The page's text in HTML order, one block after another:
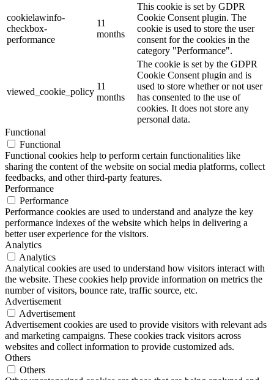
cookielawinfo-
checkbox-
performance
11
months
This cookie is set by GDPR
Cookie Consent plugin. The
cookie is used to store the user
consent for the cookies in the
category "Performance".
viewed_cookie_policy
11
months
The cookie is set by the GDPR
Cookie Consent plugin and is
used to store whether or not user
has consented to the use of
cookies. It does not store any
personal data.
Functional
Functional
Functional cookies help to perform certain functionalities like
sharing the content of the website on social media platforms, collect
feedbacks, and other third-party features.
Performance
Performance
Performance cookies are used to understand and analyze the key
performance indexes of the website which helps in delivering a
better user experience for the visitors.
Analytics
Analytics
Analytical cookies are used to understand how visitors interact with
the website. These cookies help provide information on metrics the
number of visitors, bounce rate, traffic source, etc.
Advertisement
Advertisement
Advertisement cookies are used to provide visitors with relevant ads
and marketing campaigns. These cookies track visitors across
websites and collect information to provide customized ads.
Others
Others